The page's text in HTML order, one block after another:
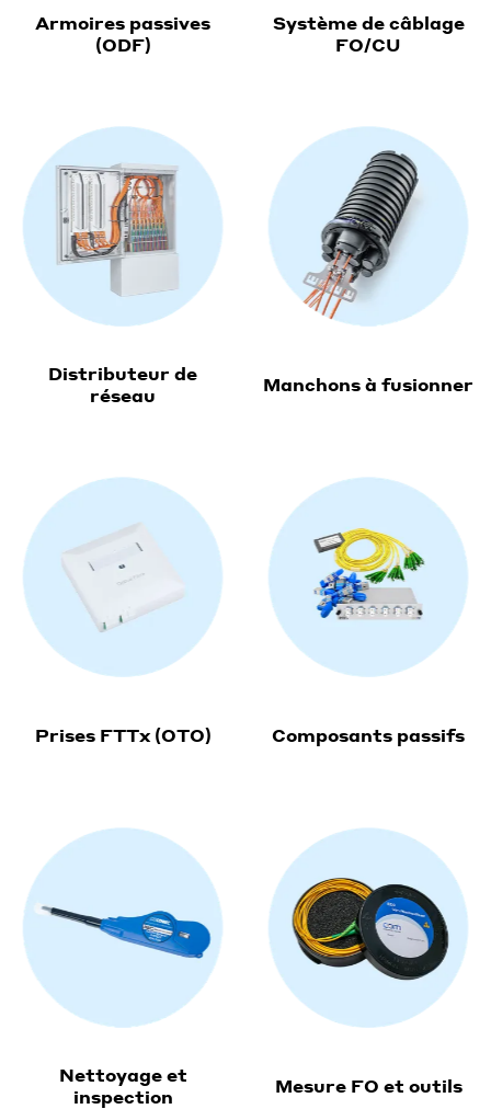
Armoires passives
(ODF)
Système de câblage
FO/CU
Distributeur de
réseau
Manchons à fusionner
Prises FTTx (OTO) Composants passifs
Nettoyage et
inspection
Mesure FO et outils